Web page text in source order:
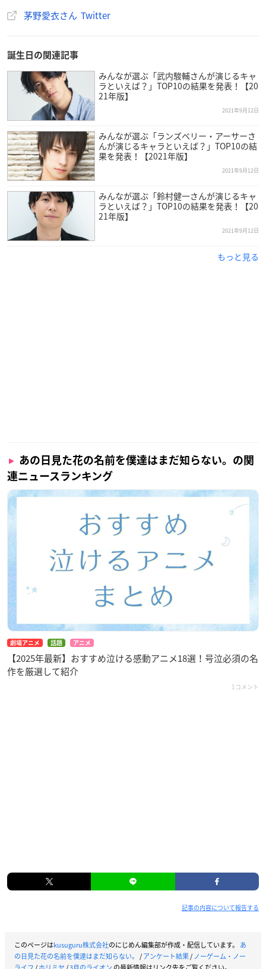
茅野さんは東京都出身で現在大沢事務所に所属しており、今年
で34歳を迎えます。
元々は美容関係でリラクゼーションの仕事をしていましたが、
アニメ「ARIA」を観て心がとても癒されたことで、「アニメに
も癒しの力がある」とアニメに興味を持つようになった茅野さ
茅野愛衣さん Twitter
誕生日の関連記事
みんなが選ぶ「武内駿輔さんが演じるキャ
ラといえば？」TOP10の結果を発表！【20
21年版】
2021年9月12日
みんなが選ぶ「ランズベリー・アーサーさ
んが演じるキャラといえば？」TOP10の結
果を発表！【2021年版】
2021年9月12日
みんなが選ぶ「鈴村健一さんが演じるキャ
ラといえば？」TOP10の結果を発表！【20
21年版】
2021年9月12日
もっと見る
あの日見た花の名前を僕達はまだ知らない。の関
連ニュースランキング
劇場アニメ 話題 アニメ
【2025年最新】おすすめ泣ける感動アニメ18選！号泣必須の名
作を厳選して紹介
1コメント
記事の内容について報告する
このページはkusuguru株式会社のにじめん編集部が作成・配信しています。 あ
の日見た花の名前を僕達はまだ知らない。 /アンケート結果/ノーゲーム・ノー